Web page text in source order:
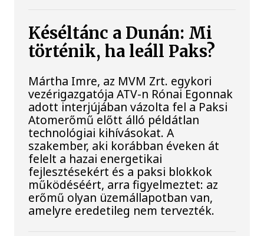
Késéltánc a Dunán: Mi
történik, ha leáll Paks?
Mártha Imre, az MVM Zrt. egykori
vezérigazgatója ATV-n Rónai Egonnak
adott interjújában vázolta fel a Paksi
Atomerőmű előtt álló példátlan
technológiai kihívásokat. A
szakember, aki korábban éveken át
felelt a hazai energetikai
fejlesztésekért és a paksi blokkok
működéséért, arra figyelmeztet: az
erőmű olyan üzemállapotban van,
amelyre eredetileg nem tervezték.